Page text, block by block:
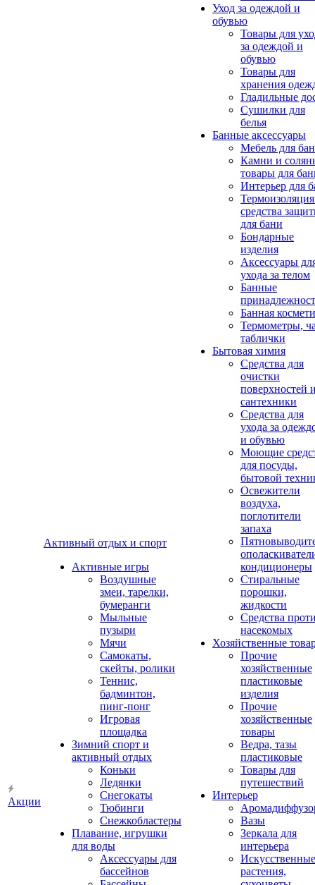
Акции
Активный отдых и спорт
Активные игры
Воздушные
змеи, тарелки,
бумеранги
Мыльные
пузыри
Мячи
Самокаты,
скейты, ролики
Теннис,
бадминтон,
пинг-понг
Игровая
площадка
Зимний спорт и
активный отдых
Коньки
Ледянки
Снегокаты
Тюбинги
Снежкобластеры
Плавание, игрушки
для воды
Аксессуары для
бассейнов
Уход за одеждой и
обувью
Товары для
за одеждой и
обувью
Товары для
хранения
Гладильные
Сушилки для
белья
Банные аксессуары
Мебель для
Камни и
товары для
Интерьер для
средства
для бани
Бондарные
изделия
Аксеcсуары
ухода за телом
Банные
Банная
Термометры,
таблички
Бытовая химия
Средства для
очистки
поверхностей
сантехники
Средства для
ухода за
и обувью
Моющие
для посуды,
бытовой
Освежители
воздуха,
поглотители
запаха
кондиционеры
Стиральные
порошки,
жидкости
Средства
насекомых
Хозяйственные
Прочие
хозяйственные
пластиковые
изделия
Прочие
хозяйственные
товары
Ведра, тазы
пластиковые
Товары для
путешествий
Интерьер
Вазы
Зеркала для
интерьера
Искусственные
растения,